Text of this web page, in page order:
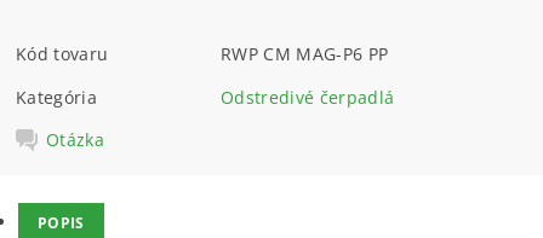
Kód tovaru
RWP CM MAG-P6 PP
Kategória
Odstredivé čerpadlá
Otázka
POPIS